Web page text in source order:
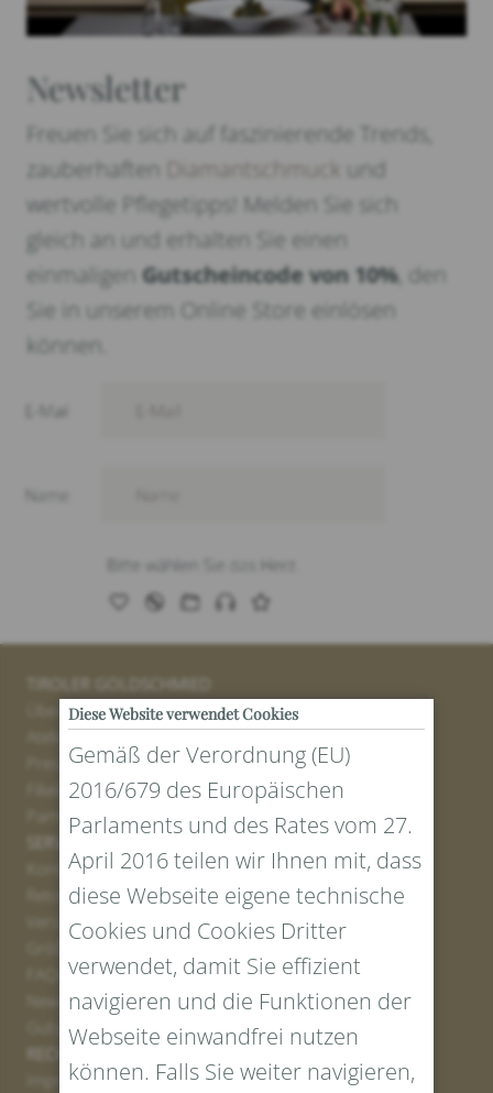
Newsletter
Freuen Sie sich auf faszinierende Trends,
zauberhaften
Diamantschmuck
und
wertvolle Pflegetipps! Melden Sie sich
gleich an und erhalten Sie einen
einmaligen Gutscheincode von 10%, den
Sie in unserem Online Store einlösen
können.
TIROLER GOLDSCHMIED
Über uns
Atelier
Presse
Filialen
Partner
SERVICE
Kontakt
Retourenportal
Versand
Newsletter Anmelden
Gutschein erstellen
RECHTLICHES UND DATENSCHUTZ
Impressum
Diese Website verwendet Cookies
Gemäß der Verordnung (EU)
2016/679 des Europäischen
Parlaments und des Rates vom 27.
April 2016 teilen wir Ihnen mit, dass
diese Webseite eigene technische
Cookies und Cookies Dritter
verwendet, damit Sie effizient
navigieren und die Funktionen der
Webseite einwandfrei nutzen
können. Falls Sie weiter navigieren,